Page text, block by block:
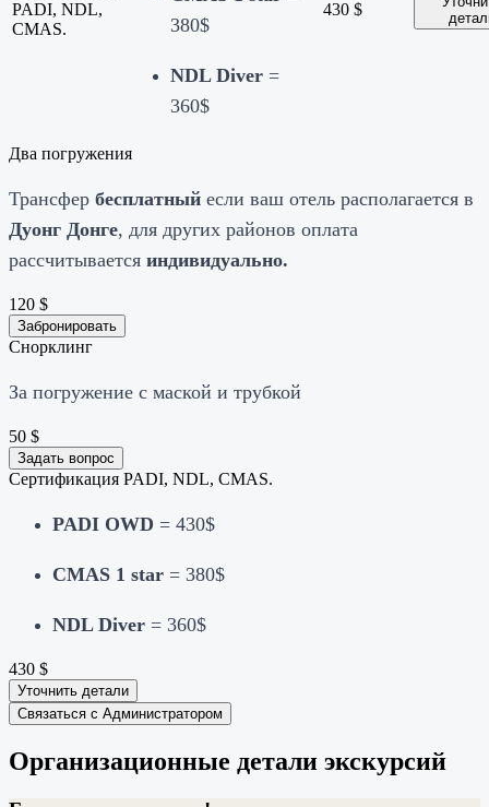
PADI, NDL,
CMAS.
380$
NDL Diver =
360$
430 $
Два погружения
Трансфер бесплатный если ваш отель располагается в
Дуонг Донге, для других районов оплата
рассчитывается индивидуально.
120 $
Забронировать
Снорклинг
За погружение с маской и трубкой
50 $
Задать вопрос
Сертификация PADI, NDL, CMAS.
PADI OWD = 430$
CMAS 1 star = 380$
NDL Diver = 360$
430 $
Уточнить детали
Связаться с Администратором
Организационные детали экскурсий